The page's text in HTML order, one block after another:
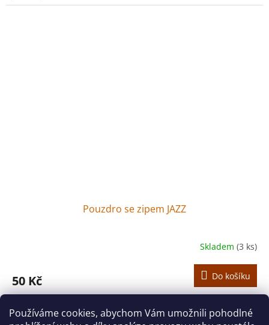
Používáme cookies, abychom Vám umožnili pohodlné
Pouzdro se zipem JAZZ
Skladem (3 ks)
50 Kč Do košíku